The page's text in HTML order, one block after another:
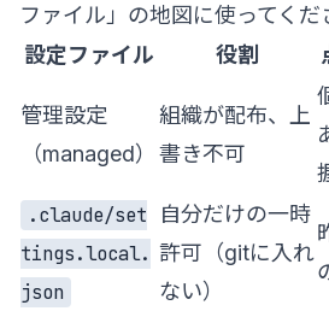
ファイル」の地図に使ってくだ
設定ファイル
役割
管理設定
（managed）
組織が配布、上
書き不可
.claude/set
tings.local.
json
自分だけの一時
許可（gitに入れ
ない）